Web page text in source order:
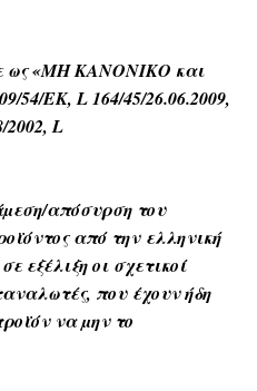
ως «ΜΗ ΚΑΝΟΝΙΚΟ και
ΕΚ, L 164/45/26.06.2009,
L
απόσυρση του
από την ελληνική
εξέλιξη οι σχετικοί
που έχουν ήδη
να µην το